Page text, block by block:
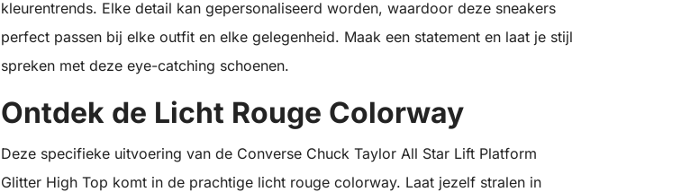
kleurentrends. Elke detail kan gepersonaliseerd worden, waardoor deze sneakers
perfect passen bij elke outfit en elke gelegenheid. Maak een statement en laat je stijl
spreken met deze eye-catching schoenen.
Ontdek de Licht Rouge Colorway
Deze specifieke uitvoering van de Converse Chuck Taylor All Star Lift Platform
Glitter High Top komt in de prachtige licht rouge colorway. Laat jezelf stralen in